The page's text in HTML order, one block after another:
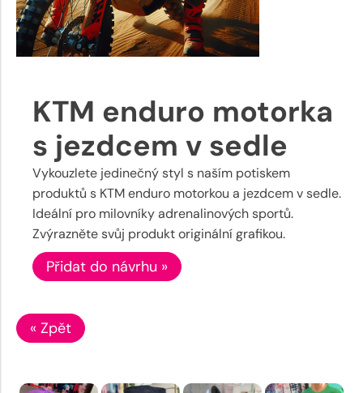
KTM enduro motorka
s jezdcem v sedle
Vykouzlete jedinečný styl s naším potiskem
produktů s KTM enduro motorkou a jezdcem v sedle.
Ideální pro milovníky adrenalinových sportů.
Zvýrazněte svůj produkt originální grafikou.
Přidat do návrhu »
« Zpět